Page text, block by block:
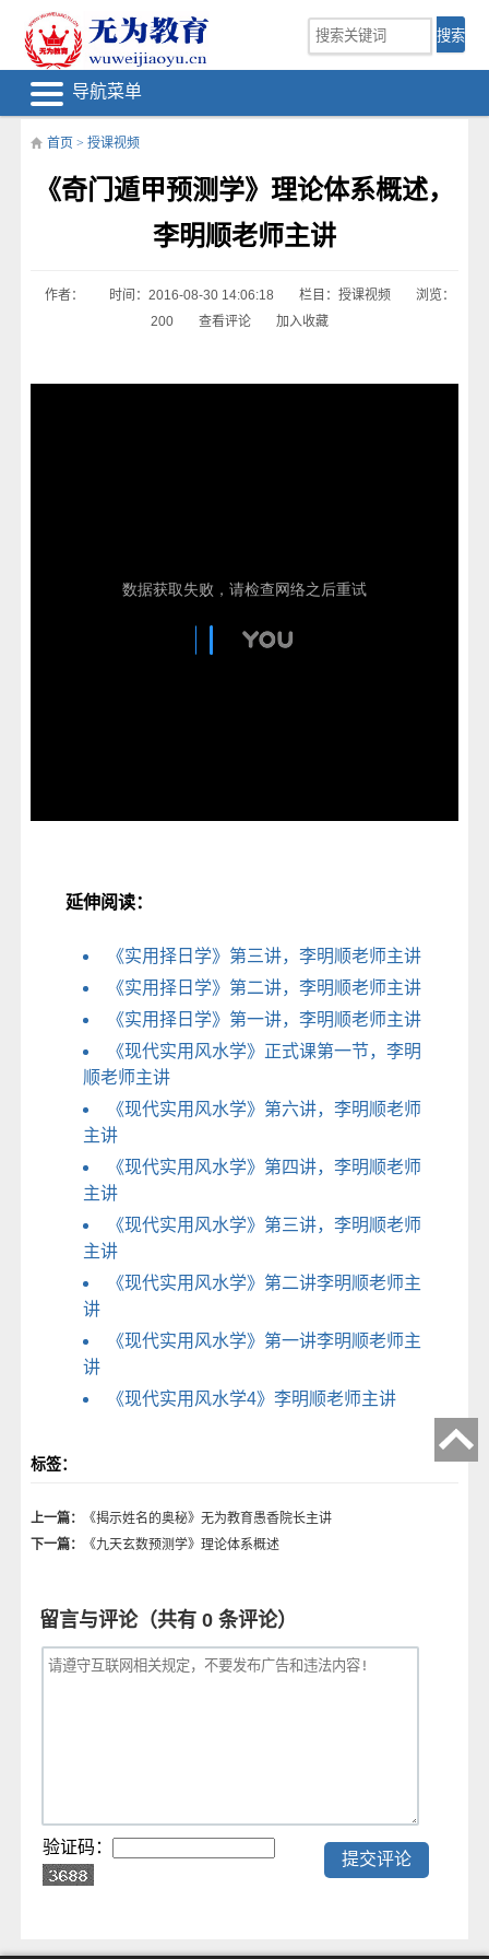
导航菜单
首页 > 授课视频
《奇门遁甲预测学》理论体系概述，
李明顺老师主讲
作者： 时间：2016-08-30 14:06:18 栏目： 授课视频
浏览：
200
查看评论 加入收藏
延伸阅读：
《实用择日学》第三讲，李明顺老师主讲
《实用择日学》第二讲，李明顺老师主讲
《实用择日学》第一讲，李明顺老师主讲
《现代实用风水学》正式课第一节，李明
顺老师主讲
《现代实用风水学》第六讲，李明顺老师
主讲
《现代实用风水学》第四讲，李明顺老师
主讲
《现代实用风水学》第三讲，李明顺老师
主讲
《现代实用风水学》第二讲李明顺老师主
讲
《现代实用风水学》第一讲李明顺老师主
讲
《现代实用风水学4》李明顺老师主讲
标签：
上一篇：
《揭示姓名的奥秘》无为教育愚香院长主讲
下一篇：
《九天玄数预测学》理论体系概述
留言与评论（共有 0 条评论）
验证码：